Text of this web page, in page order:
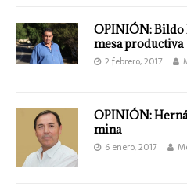
OPINIÓN: Bildo
mesa productiva
2 febrero, 2017
OPINIÓN:
mina
6 enero, 2017